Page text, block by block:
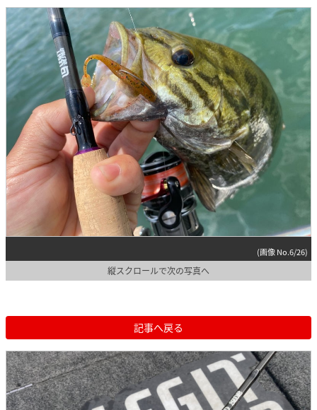
(画像 No.6/26)
縦スクロールで次の写真へ
記事へ戻る